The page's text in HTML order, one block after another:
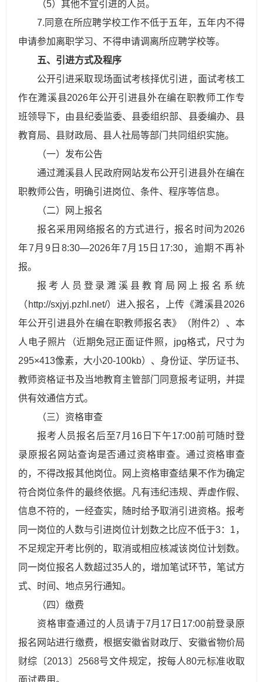
（5）其他不宜引进的人员。
7.同意在所应聘学校工作不低于五年，五年内不得
申请参加离职学习、不得申请调离所应聘学校等。
五、引进方式及程序
公开引进采取现场面试考核择优引进，面试考核工
作在濉溪县2026年公开引进县外在编在职教师工作专
班领导下，由县纪委监委、县委组织部、县委编办、县
教育局、县财政局、县人社局等部门共同组织实施。
（一）发布公告
通过濉溪县人民政府网站发布公开引进县外在编在
职教师公告，明确引进岗位、条件、程序等信息。​
（二）网上报名
报名采用网络报名的方式进行，报名时间为2026
年7月9日8:30—2026年7月15日17:30，逾期不再补
报。
报考人员登录濉溪县教育局网上报名系统
（http://sxjyj.pzhl.net/）进入报名，上传《濉溪县2026
年公开引进县外在编在职教师报名表》（附件2）、本
人电子照片（近期免冠正面证件照，jpg格式，尺寸为
295×413像素，大小20-100kb）、身份证、学历证书、
教师资格证书及当地教育主管部门同意报考证明，并提
供有效通信方式。
（三）资格审查
报考人员报名后至7月16日下午17:00前可随时登
录原报名网站查询是否通过资格审查。通过资格审查
的，不得改报其他岗位。网上资格审查结果不作为确定
符合岗位条件的最终依据。凡有违纪违规、弄虚作假、
信息不符的，一经查实，随时给予取消引进资格。报考
同一岗位的人数与引进岗位计划数之比应不低于3：1，
不足规定开考比例的，取消或相应核减该岗位计划数。
同一岗位报名人数超过35人的，增加笔试环节，笔试方
式、时间、地点另行通知。
（四）缴费
资格审查通过的人员请于7月17日17:00前登录原
报名网站进行缴费，根据安徽省财政厅、 安徽省物价局
财综 〔2013〕 2568号文件规定，按每人80元标准收取
面试费用。